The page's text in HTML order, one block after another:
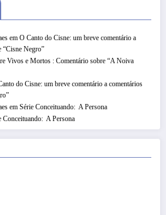
em O Canto do Cisne: um breve comentário a
“Cisne Negro”
Vivos e Mortos : Comentário sobre “A Noiva
do Cisne: um breve comentário a comentários
em Série Conceituando: A Persona
Conceituando: A Persona